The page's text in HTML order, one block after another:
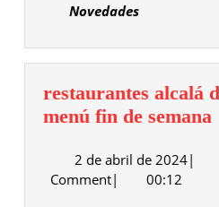
Novedades
restaurantes alcalá
menú fin de semana
2 de abril de 20242
|
Comment| 00:12